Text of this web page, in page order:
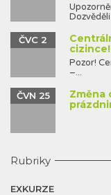
cizince!
ČVC 2
Pozor!
–...
Změna
ČVN 25
Rubriky
EXKURZE